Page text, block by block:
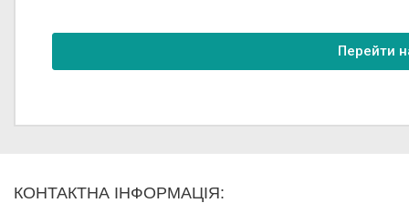
Перейти
КОНТАКТНА ІНФОРМАЦІЯ: